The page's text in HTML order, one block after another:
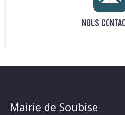
NOUS
Mairie de Soubise